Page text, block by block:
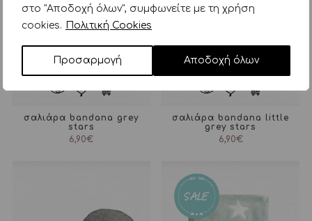
στο "Αποδοχή όλων", συμφωνείτε με τη χρήση
cookies. Πολιτική Cookies
Προσαρμογή Αποδοχή όλων
σαλιάρα bandana grey
stars
6,90€
σαλιάρα bandana little
grey stars
6,90€